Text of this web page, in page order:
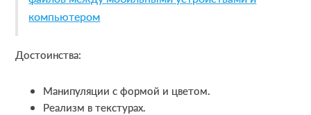
компьютером
Достоинства:
Манипуляции с формой и цветом.
Реализм в текстурах.